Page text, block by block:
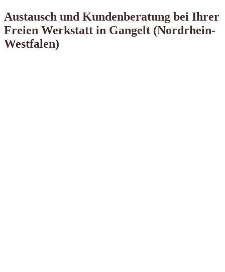
Austausch und Kundenberatung bei Ihrer
Freien Werkstatt in Gangelt (Nordrhein-
Westfalen)